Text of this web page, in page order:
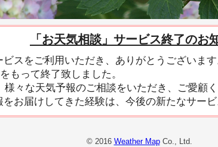
「お天気相談」サービス終了のお
スをご利用いただき、ありがとうございま
もって終了致しました。
々な天気予報のご相談をいただき、ご愛顧
お届けしてきた経験は、今後の新たなサービ
© 2016 Weather MapCo., Ltd.